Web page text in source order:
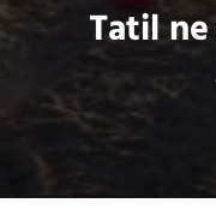
Tatil